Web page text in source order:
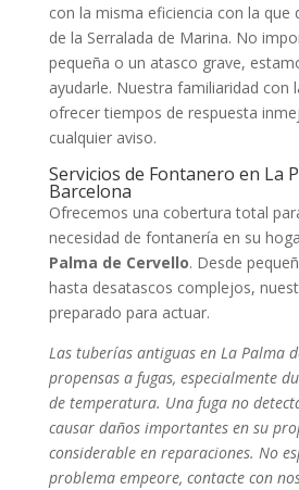
con la misma eficiencia con la que
de la Serralada de Marina. No
pequeña o un atasco grave,
ayudarle. Nuestra familiaridad con
ofrecer tiempos de respuesta
cualquier aviso.
Servicios de Fontanero en La
Barcelona
Ofrecemos una cobertura total
necesidad de fontanería en su
Palma de Cervello. Desde
hasta desatascos complejos,
preparado para actuar.
Las tuberías antiguas en La Palma
propensas a fugas, especialmente
de temperatura. Una fuga no
causar daños importantes en su
considerable en reparaciones. No
problema empeore, contacte con